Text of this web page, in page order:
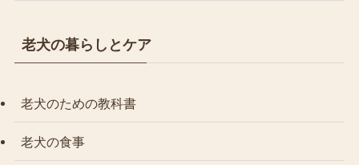
老犬の暮らしとケア
老犬のための教科書
老犬の食事